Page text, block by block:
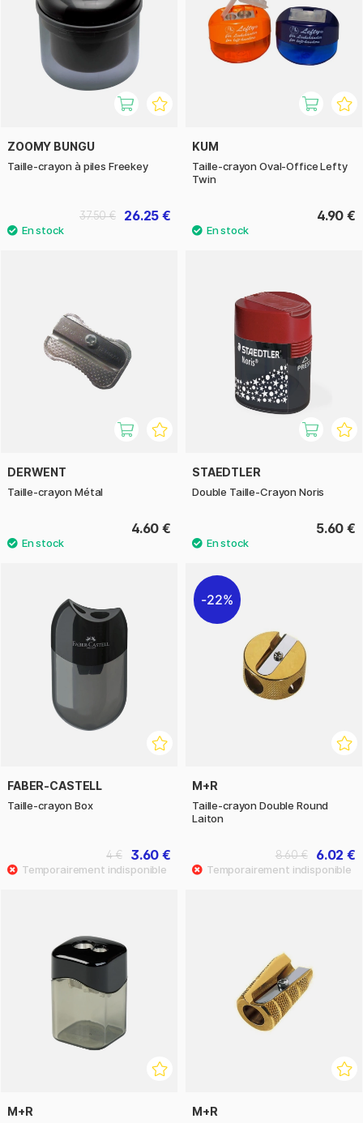
ZOOMY BUNGU
Taille-crayon à piles Freekey
26.25 €
37.50 €
KUM
Taille-crayon Oval-Office Lefty
Twin
4.90 €
DERWENT
Taille-crayon Métal
4.60 €
STAEDTLER
Double Taille-Crayon Noris
5.60 €
FABER-CASTELL
Taille-crayon Box
3.60 €
4 €
22%
M+R
Taille-crayon Double Round
Laiton
6.02 €
8.60 €
M+R M+R